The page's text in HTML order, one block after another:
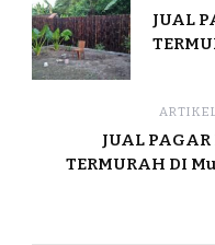
JUAL
JUAL
TERMURAH DI